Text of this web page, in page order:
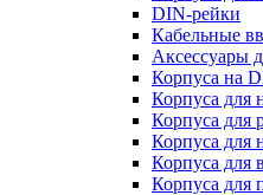
DIN-рейки
Кабельные
Аксессуары
Корпуса на
Корпуса для
Корпуса для
Корпуса для
Корпуса для
Корпуса для